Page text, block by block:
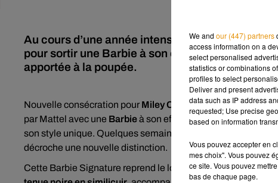
Au cours d’une année intense, Miley Cyrus ne
pour sortir une Barbie à son effigie. Une
apportée à la poupée.
Nouvelle consécration pour Miley Cyrus. La chanteuse
par Mattel avec une Barbieà son effigie. Un objet de
son style unique. Quelques semaines après avoir reçu son
décroche une nouvelle distinction.
Cette Barbie Signature reprend le look que Miley Cyrus
We and our (447) partners
access information on a
select personalised
statistics or combinations
profiles to select
Deliver and present
data such as IP address
requested; Use precise
based on information
Vous pouvez accepter en
mes choix". Vous pouvez
ce site. Vous pouvez
bas de chaque page.